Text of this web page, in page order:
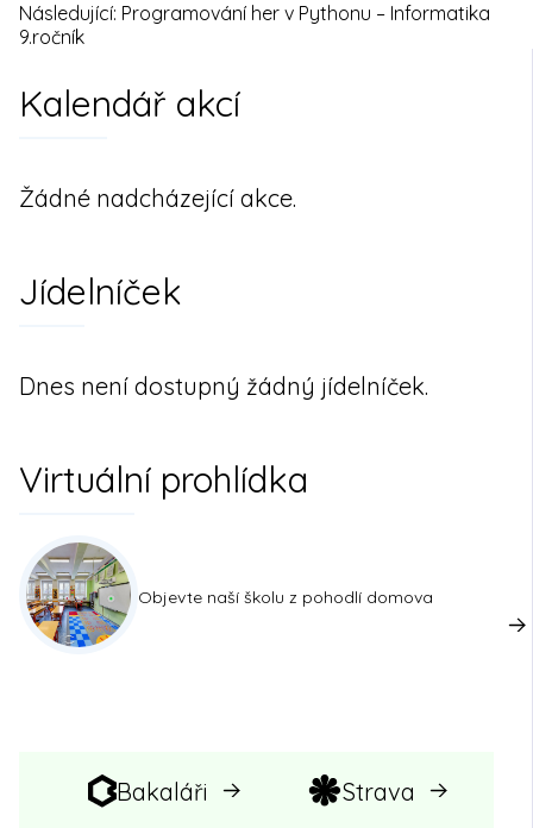
Navigace
pro
Následující: Programování her v Pythonu – Informatika
9.ročník
Kalendář akcí
Žádné nadcházející akce.
Jídelníček
Dnes není dostupný žádný jídelníček.
Virtuální prohlídka
Objevte naší školu z pohodlí domova
Bakaláři Strava